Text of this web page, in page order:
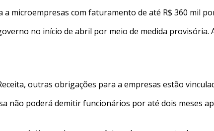
a microempresas com faturamento de até R$ 360 mil
no início de abril por meio de medida
outras obrigações para a empresas estão
não poderá demitir funcionários por até dois meses